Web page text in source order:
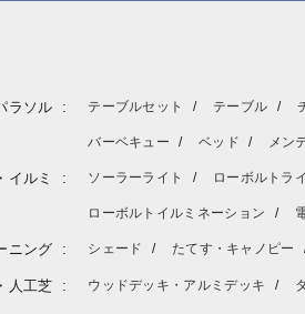
ラソル テーブルセット テーブル
バーベキュー ベッド メン
イルミ ソーラーライト ローボルトラ
ローボルトイルミネーション
ニング シェード たてす・キャノピー
人工芝 ウッドデッキ・アルミデッキ